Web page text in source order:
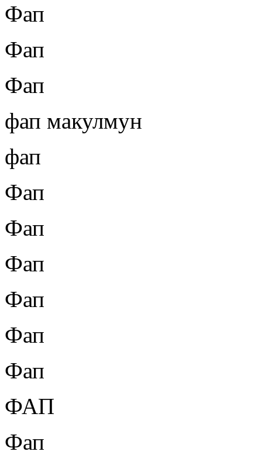
Фап
Фап
Фап
фап макулмун
фап
Фап
Фап
Фап
Фап
Фап
Фап
ФАП
Фап